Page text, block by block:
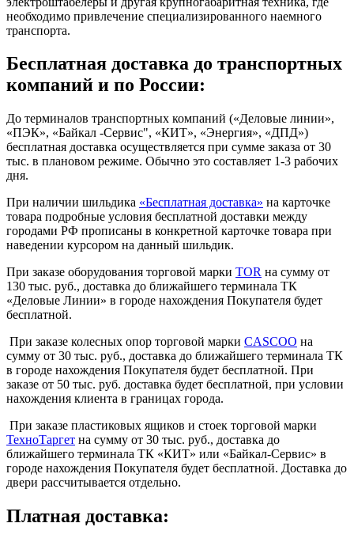
необходимо привлечение специализированного наемного
транспорта.
Бесплатная доставка до транспортных
компаний и по России:
До терминалов транспортных компаний («Деловые линии»,
«ПЭК», «Байкал -Сервис", «КИТ», «Энергия», «ДПД»)
бесплатная доставка осуществляется при сумме заказа от 30
тыс. в плановом режиме. Обычно это составляет 1-3 рабочих
дня.
При наличии шильдика «Бесплатная доставка» на карточке
товара подробные условия бесплатной доставки между
городами РФ прописаны в конкретной карточке товара при
наведении курсором на данный шильдик.
При заказе оборудования торговой марки TOR на сумму от
130 тыс. руб., доставка до ближайшего терминала ТК
«Деловые Линии» в городе нахождения Покупателя будет
бесплатной.
При заказе колесных опор торговой марки СASCOO на
сумму от 30 тыс. руб., доставка до ближайшего терминала ТК
в городе нахождения Покупателя будет бесплатной. При
заказе от 50 тыс. руб. доставка будет бесплатной, при условии
нахождения клиента в границах города.
При заказе пластиковых ящиков и стоек торговой марки
ТехноТаргет на сумму от 30 тыс. руб., доставка до
ближайшего терминала ТК «КИТ» или «Байкал-Сервис» в
городе нахождения Покупателя будет бесплатной. Доставка до
двери рассчитывается отдельно.
Платная доставка: